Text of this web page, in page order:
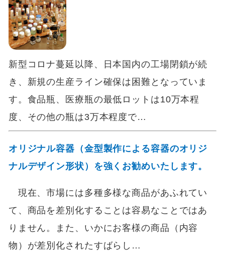
新型コロナ蔓延以降、日本国内の工場閉鎖が続
き、新規の生産ライン確保は困難となっていま
す。食品瓶、医療瓶の最低ロットは10万本程
度、その他の瓶は3万本程度で…
オリジナル容器（金型製作による容器のオリジ
ナルデザイン形状）を強くお勧めいたします。
現在、市場には多種多様な商品があふれてい
て、商品を差別化することは容易なことではあ
りません。また、いかにお客様の商品（内容
物）が差別化されたすばらし…